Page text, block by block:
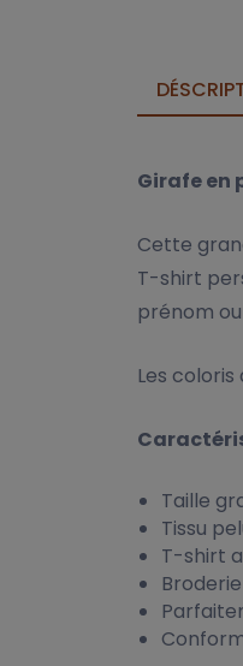
Girafe en
Cette
T-shirt
prénom
Les
Taille
Tissu
T-shirt